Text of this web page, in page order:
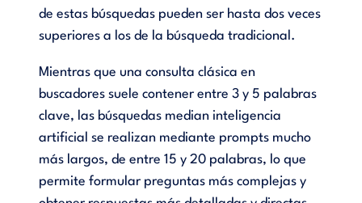
de estas búsquedas pueden ser hasta dos veces
superiores a los de la búsqueda tradicional.
Mientras que una consulta clásica en
buscadores suele contener entre 3 y 5 palabras
clave, las búsquedas median inteligencia
artificial se realizan mediante prompts mucho
más largos, de entre 15 y 20 palabras, lo que
permite formular preguntas más complejas y